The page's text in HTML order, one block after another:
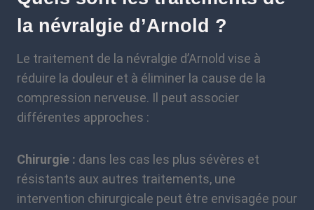
la névralgie d’Arnold ?
Le traitement de la névralgie d’Arnold vise à
réduire la douleur et à éliminer la cause de la
compression nerveuse. Il peut associer
différentes approches :
Chirurgie : dans les cas les plus sévères et
résistants aux autres traitements, une
intervention chirurgicale peut être envisagée pour